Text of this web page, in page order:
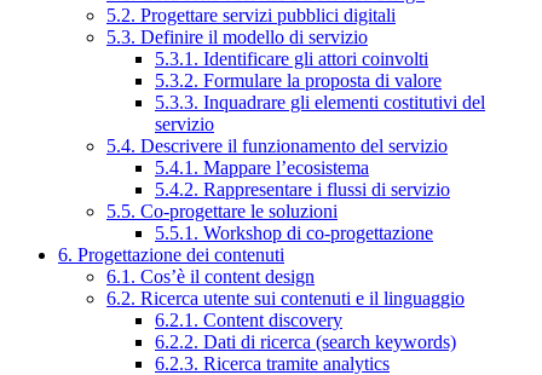
5.2. Progettare servizi pubblici digitali
5.3. Definire il modello di servizio
5.3.1. Identificare gli attori coinvolti
5.3.2. Formulare la proposta di valore
5.3.3. Inquadrare gli elementi costitutivi del
servizio
5.4. Descrivere il funzionamento del servizio
5.4.1. Mappare l’ecosistema
5.4.2. Rappresentare i flussi di servizio
5.5. Co-progettare le soluzioni
5.5.1. Workshop di co-progettazione
6. Progettazione dei contenuti
6.1. Cos’è il content design
6.2. Ricerca utente sui contenuti e il linguaggio
6.2.1. Content discovery
6.2.2. Dati di ricerca (search keywords)
6.2.3. Ricerca tramite analytics